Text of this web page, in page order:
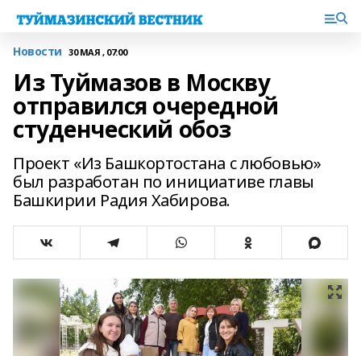
Новости 30 МАЯ , 07:00
Из Туймазов в Москву
отправился очередной
студенческий обоз
Проект «Из Башкортостана с любовью»
был разработан по инициативе главы
Башкирии Радия Хабирова.